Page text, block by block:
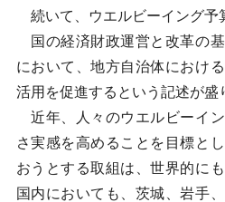
続いて、ウエルビーイング予
国の経済財政運営と改革の
において、地方自治体におけ
活用を促進するという記述が盛
近年、人々のウエルビーイ
さ実感を高めることを目標と
おうとする取組は、世界的に
国内においても、茨城、岩手